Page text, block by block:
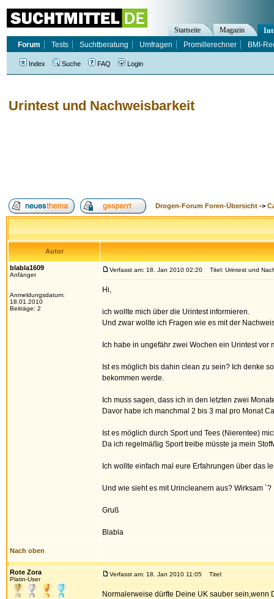
Urintest und Nachweisbarkeit
Drogen-Forum Foren-Übersicht ->
Autor
blabla1609
Anfänger
Anmeldungsdatum:
18.01.2010
Beiträge: 2
Verfasst am: 18. Jan 2010 02:20 Titel: Urintest und
Hi,
ich wollte mich über die Urintest informieren.
Und zwar wollte ich Fragen wie es mit der
Ich habe in ungefähr zwei Wochen ein Urintest
Ist es möglich bis dahin clean zu sein? Ich denke
bekommen werde.
Ich muss sagen, dass ich in den letzten zwei
Davor habe ich manchmal 2 bis 3 mal pro Monat
Ist es möglich durch Sport und Tees (Nierentee)
Da ich regelmäßig Sport treibe müsste ja mein
Ich wollte einfach mal eure Erfahrungen über das
Und wie sieht es mit Urincleanern aus? Wirksam `?
Gruß
Blabla
Nach oben
Rote Zora
Platin-User
Verfasst am: 18. Jan 2010 11:05 Titel:
Normalerweise dürfte Deine UK sauber sein,wenn
Startseite Magazin
Forum
Tests Suchtberatung Umfragen Promillerechner BMI-
Index Suche FAQ Login